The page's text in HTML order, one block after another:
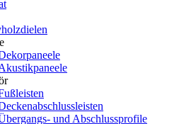
und Abschlussprofile